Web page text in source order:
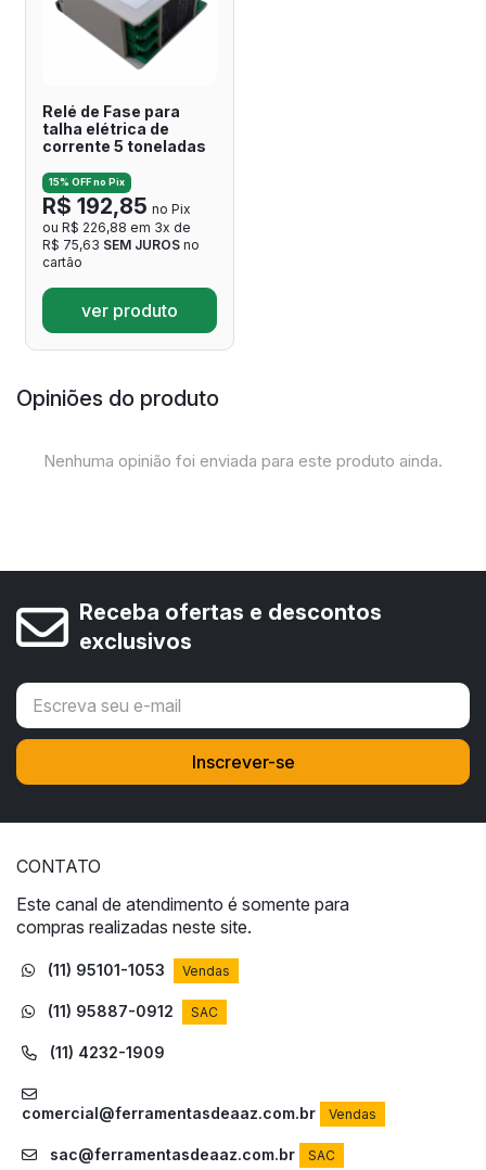
Relé de Fase para
talha elétrica de
corrente 5 toneladas
15% OFF no Pix
R$ 192,85 no Pix
ou R$ 226,88 em 3x de
R$ 75,63 SEM JUROS no
cartão
ver produto
Opiniões do produto
Nenhuma opinião foi enviada para este produto ainda.
Receba ofertas e descontos
exclusivos
CONTATO
Este canal de atendimento é somente para
compras realizadas neste site.
(11) 95101-1053 Vendas
(11) 95887-0912 SAC
(11) 4232-1909
comercial@ferramentasdeaaz.com.br Vendas
sac@ferramentasdeaaz.com.br SAC